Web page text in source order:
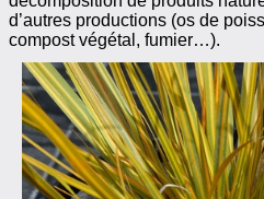
d’autres productions (os de
compost végétal, fumier…).